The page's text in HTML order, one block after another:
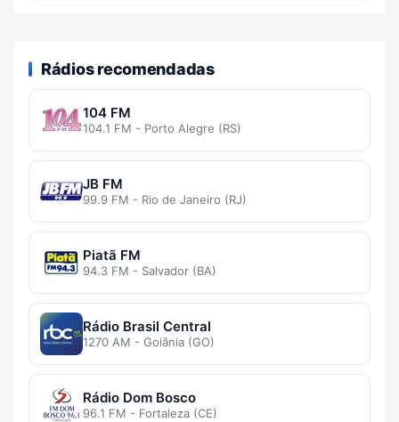
Rádios recomendadas
104 FM
104.1 FM - Porto Alegre (RS)
JB FM
99.9 FM - Rio de Janeiro (RJ)
Piatã FM
94.3 FM - Salvador (BA)
Rádio Brasil Central
1270 AM - Goiânia (GO)
Rádio Dom Bosco
96.1 FM - Fortaleza (CE)